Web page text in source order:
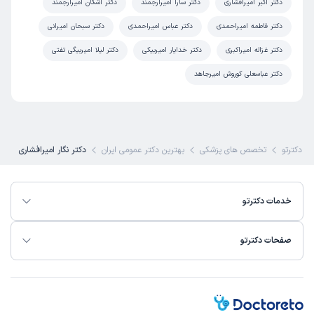
دکتر اکبر امیرافشاری دکتر سارا امیرارجمند دکتر اشکان امیرارجمند
دکتر فاطمه امیراحمدی دکتر عباس امیراحمدی دکتر سبحان امیرانی
دکتر غزاله امیراکبری دکتر خدایار امیربیکی دکتر لیلا امیربیگی تفتی
دکتر عباسعلی کوروش امیرجاهد
دکترتو تخصص های پزشکی بهترین دکتر عمومی ایران دکتر نگار امیرافشاری
خدمات دکترتو
صفحات دکترتو